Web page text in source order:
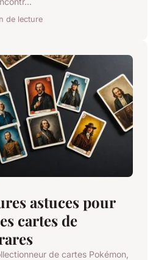
de lecture
astuces pour
cartes de
de cartes Pokémon,